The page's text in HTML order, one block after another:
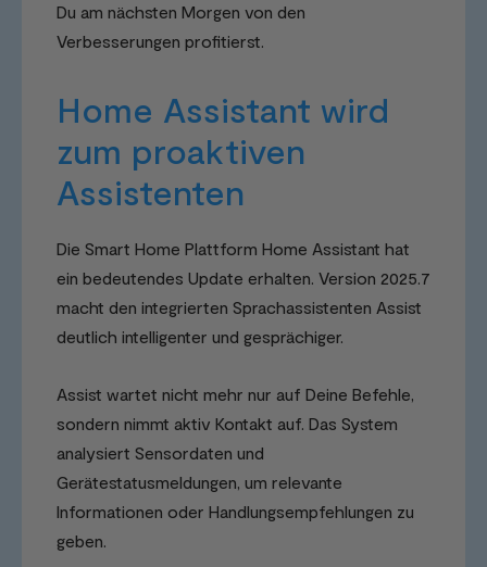
Du am nächsten Morgen von den
Verbesserungen profitierst.
Home Assistant wird
zum proaktiven
Assistenten
Die Smart Home Plattform Home Assistant hat
ein bedeutendes Update erhalten. Version 2025.7
macht den integrierten Sprachassistenten Assist
deutlich intelligenter und gesprächiger.
Assist wartet nicht mehr nur auf Deine Befehle,
sondern nimmt aktiv Kontakt auf. Das System
analysiert Sensordaten und
Gerätestatusmeldungen, um relevante
Informationen oder Handlungsempfehlungen zu
geben.